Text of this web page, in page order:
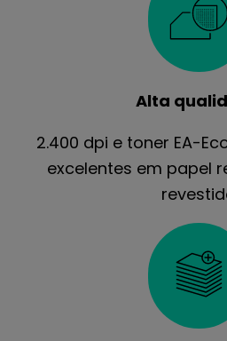
Alta
2.400 dpi e toner EA-
excelentes em papel